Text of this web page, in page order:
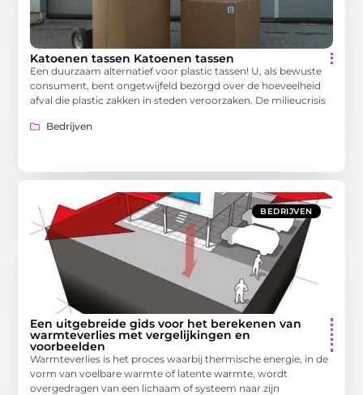
Katoenen tassen Katoenen tassen
Een duurzaam alternatief voor plastic tassen! U, als bewuste
consument, bent ongetwijfeld bezorgd over de hoeveelheid
afval die plastic zakken in steden veroorzaken. De milieucrisis
Bedrijven
BEDRIJVEN
Een uitgebreide gids voor het berekenen van
warmteverlies met vergelijkingen en
voorbeelden
Warmteverlies is het proces waarbij thermische energie, in de
vorm van voelbare warmte of latente warmte, wordt
overgedragen van een lichaam of systeem naar zijn